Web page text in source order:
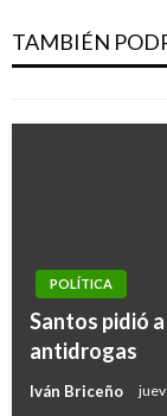
TAMBIÉN
Alberto
Ariel Cabrera
POLÍTICA
Santos pidió
antidrogas
Iván Briceño